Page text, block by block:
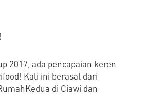
2017, ada pencapaian keren
Kali ini berasal dari
di Ciawi dan